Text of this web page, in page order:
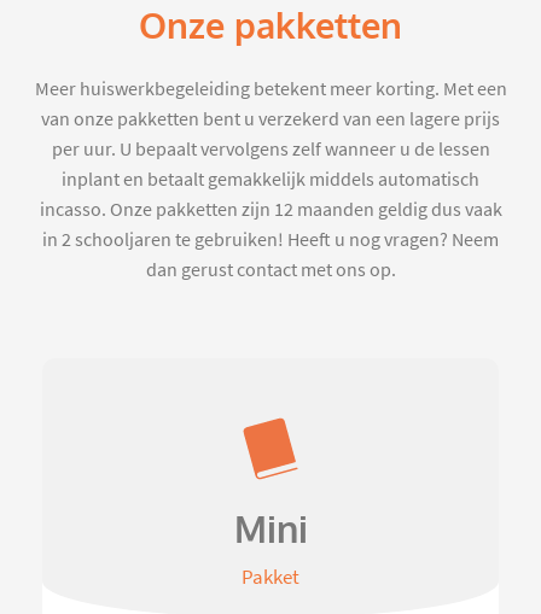
Onze pakketten
Meer huiswerkbegeleiding betekent meer korting. Met een
van onze pakketten bent u verzekerd van een lagere prijs
per uur. U bepaalt vervolgens zelf wanneer u de lessen
inplant en betaalt gemakkelijk middels automatisch
incasso. Onze pakketten zijn 12 maanden geldig dus vaak
in 2 schooljaren te gebruiken! Heeft u nog vragen? Neem
dan gerust contact met ons op.
Mini
Pakket